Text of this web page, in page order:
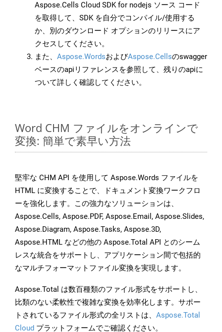
Aspose.Cells Cloud SDK for nodejs ソース コード
を取得して、SDK を自分でコンパイル/使用する
か、別のダウンロード オプションのリリースにア
クセスしてください。
また、 Aspose.WordsおよびAspose.Cellsのswagger
ベースのapiリファレンスを参照して、残りのapiに
ついて詳しく確認してください。
Word CHM ファイルをオンラインで
変換: 簡単で素早い方法
堅牢な CHM API を使用して Aspose.Words ファイルを
HTML に変換することで、ドキュメント変換ワークフロ
ーを強化します。この強力なソリューションは、
Aspose.Cells, Aspose.PDF, Aspose.Email, Aspose.Slides,
Aspose.Diagram, Aspose.Tasks, Aspose.3D,
Aspose.HTML などの他の Aspose.Total API とのシーム
レスな統合をサポートし、アプリケーション間で包括的
なマルチフォーマットファイル変換を実現します。
Aspose.Total は数百種類のファイル形式をサポートし、
比類のない柔軟性で複雑な変換を効率化します。サポー
トされているファイル形式の全リストは、 Aspose.Total
Cloud プラットフォームでご確認ください。